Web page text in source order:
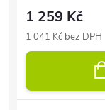
1 259 Kč
1 041 Kč bez DPH